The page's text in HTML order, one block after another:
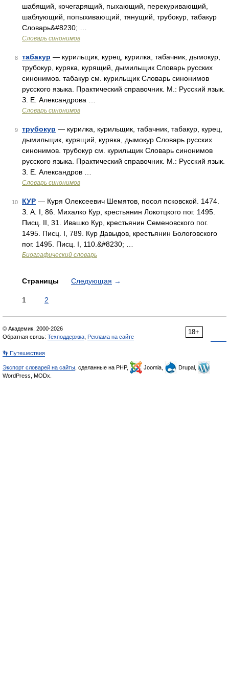
шабящий, кочегарящий, пыхающий, перекуривающий,
шаблующий, попыхивающий, тянущий, трубокур, табакур
Словарь&#8230; …
Словарь синонимов
8 табакур — курильщик, курец, курилка, табачник, дымокур,
трубокур, куряка, курящий, дымильщик Словарь русских
синонимов. табакур см. курильщик Словарь синонимов
русского языка. Практический справочник. М.: Русский язык.
З. Е. Александрова …
Словарь синонимов
9 трубокур — курилка, курильщик, табачник, табакур, курец,
дымильщик, курящий, куряка, дымокур Словарь русских
синонимов. трубокур см. курильщик Словарь синонимов
русского языка. Практический справочник. М.: Русский язык.
З. Е. Александров …
Словарь синонимов
10 КУР — Куря Олексеевич Шемятов, посол псковской. 1474.
З. А. I, 86. Михалко Кур, крестьянин Локотцкого пог. 1495.
Писц. II, 31. Ивашко Кур, крестьянин Семеновского пог.
1495. Писц. I, 789. Кур Давыдов, крестьянин Бологовского
пог. 1495. Писц. I, 110.&#8230; …
Биографический словарь
Страницы Следующая →
1 2
18+
© Академик, 2000-2026
Обратная связь: Техподдержка Реклама на сайте
👣 Путешествия
Экспорт словарей на сайты , сделанные на PHP, Joomla,
Drupal,
WordPress, MODx.